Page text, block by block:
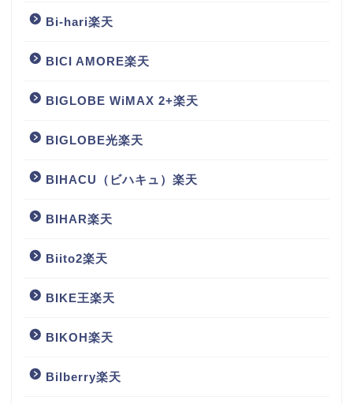
Bi-hari楽天
BICI AMORE楽天
BIGLOBE WiMAX 2+楽天
BIGLOBE光楽天
BIHACU（ビハキュ）楽天
BIHAR楽天
Biito2楽天
BIKE王楽天
BIKOH楽天
Bilberry楽天